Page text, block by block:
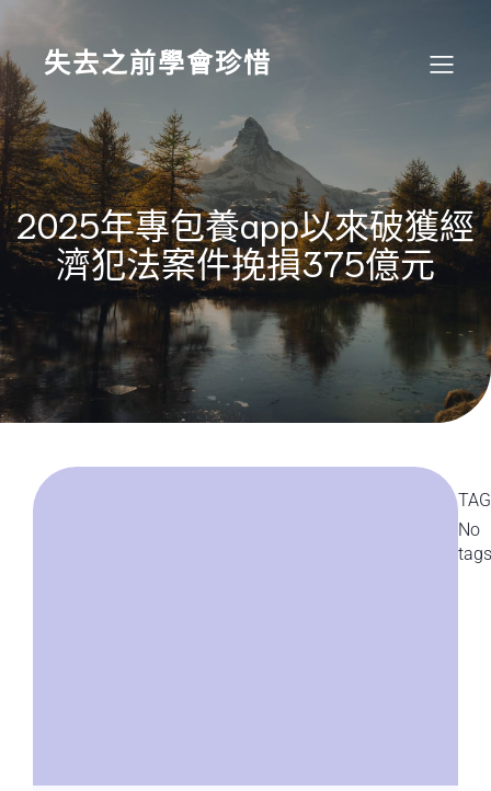
content
失去之前學會珍惜
2025年專包養app以來破獲經
濟犯法案件挽損375億元
No
tags